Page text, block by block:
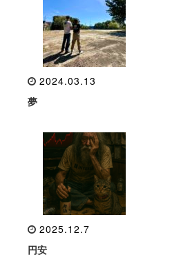
2024.03.13
夢
2025.12.7
円安